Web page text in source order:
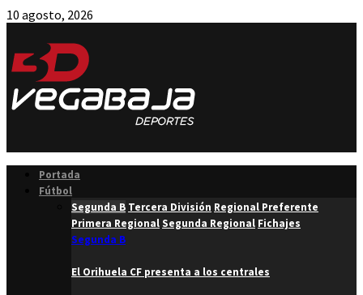
10 agosto, 2026
Portada
Fútbol
Segunda B Tercera División Regional Preferente
Primera RegionalSegunda Regional Fichajes
Segunda B
El Orihuela CF presenta a los centrales